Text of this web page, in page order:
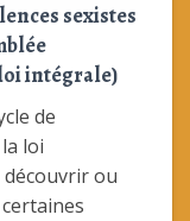
sexistes
intégrale)
de
loi
découvrir ou